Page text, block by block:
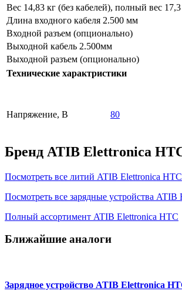
Вес 14,83 кг (без кабелей), полный вес 17,3
Длина входного кабеля 2.500 мм
Входной разъем (опционально)
Выходной кабель 2.500мм
Выходной разъем (опционально)
Технические характристики
Напряжение, В 80
Бренд ATIB Elettronica
Посмотреть все литий ATIB Elettronica HTC
Посмотреть все зарядные устройства ATIB
Полный ассортимент ATIB Elettronica HTC
Ближайшие аналоги
Зарядное устройство ATIB Elettronica